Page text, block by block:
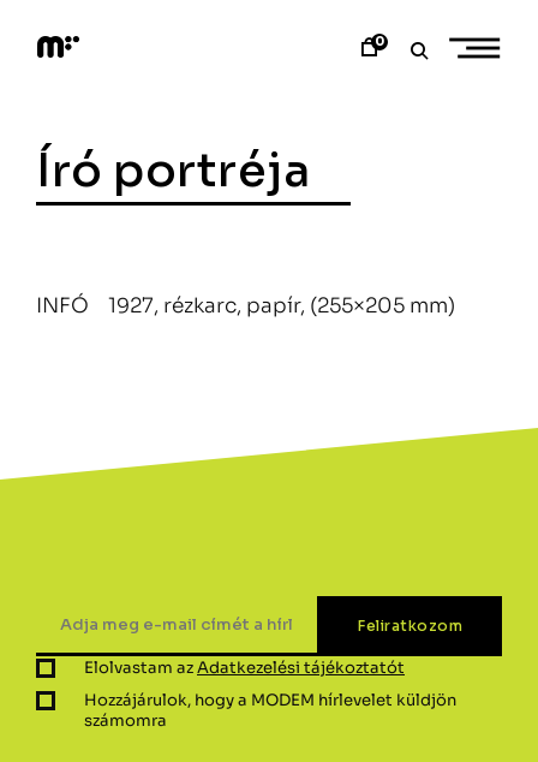
content
e
m
a
r
0
Író portréja
INFÓ 1927, rézkarc, papír, (255×205 mm)
Elolvastam azAdatkezelési tájékoztatót
Hozzájárulok, hogy a MODEM hírlevelet küldjön
számomra